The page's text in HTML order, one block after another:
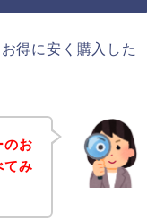
得に安く購入した
のお
てみ